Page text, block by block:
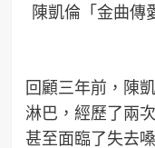
陳凱倫「金曲傳
回顧三年前，陳
淋巴，經歷了兩
甚至面臨了失去